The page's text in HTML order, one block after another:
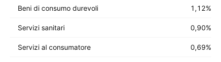
Beni di consumo durevoli 1,12%
Servizi sanitari 0,90%
Servizi al consumatore 0,69%